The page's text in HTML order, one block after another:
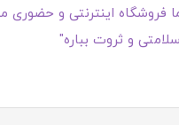
اینترنتی و حضوری
و ثروت بباره"